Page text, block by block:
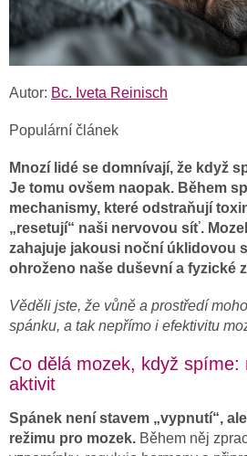
Autor: Bc. Iveta Reinisch
Populární článek
Mnozí lidé se domnívají, že když
Je tomu ovšem naopak. Během
mechanismy, které odstraňují
„resetují“ naši nervovou síť.
zahajuje jakousi noční úklidovou
ohroženo naše duševní a fyzické
Věděli jste, že vůně a prostředí
spánku, a tak nepřímo i efektivitu
Co dělá mozek, když spíme:
aktivit
Spánek není stavem „vypnutí“,
režimu pro mozek. Během něj